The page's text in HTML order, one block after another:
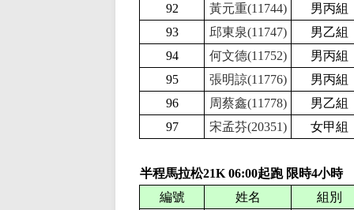
92 黃元重(11744)
男丙組
93
邱東泉(11747)
男乙組
94
何文德(11752)
男丙組
95
張明諒(11776)
男丙組
96
周蔡鑫(11778)
男乙組
97
宋孟芬(20351) 女甲組
半程馬拉松21K 06:00起跑 限時4小時
編號
姓名
組別